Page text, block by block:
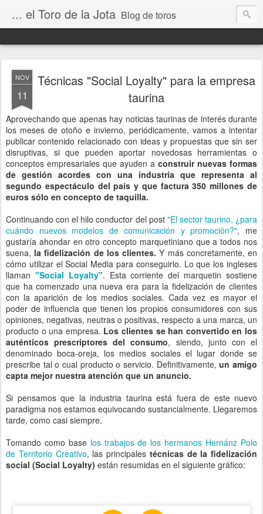
... el Toro de la Jota Blog de toros
NOV
11
Técnicas "Social Loyalty" para la empresa
taurina
Aprovechando que apenas hay noticias taurinas de interés durante
los meses de otoño e invierno, periódicamente, vamos a intentar
publicar contenido relacionado con ideas y propuestas que sin ser
disruptivas, si que pueden aportar novedosas herramientas o
conceptos empresariales que ayuden a construir nuevas formas
de gestión acordes con una industria que representa al
segundo espectáculo del país y que factura 350 millones de
euros sólo en concepto de taquilla.
Continuando con el hilo conductor del post "El sector taurino, ¿para
cuándo nuevos modelos de comunicación y promoción?", me
gustaría ahondar en otro concepto marquetiniano que a todos nos
suena, la fidelización de los clientes. Y más concretamente, en
cómo utilizar el Social Media para conseguirlo. Lo que los ingleses
llaman "Social Loyalty". Esta corriente del marquetin sostiene
que ha comenzado una nueva era para la fidelización de clientes
con la aparición de los medios sociales. Cada vez es mayor el
poder de influencia que tienen los propios consumidores con sus
opiniones, negativas, neutras o positivas, respecto a una marca, un
producto o una empresa. Los clientes se han convertido en los
auténticos prescriptores del consumo, siendo, junto con el
denominado boca-oreja, los medios sociales el lugar donde se
prescribe tal o cual producto o servicio. Definitivamente,un amigo
capta mejor nuestra atención que un anuncio.
Si pensamos que la industria taurina está fuera de este nuevo
paradigma nos estamos equivocando sustancialmente. Llegaremos
tarde, como casi siempre.
Tomando como base los trabajos de los hermanos Hernánz Polo
de Territorio Creativo, las principales técnicas de la fidelización
social (Social Loyalty) están resumidas en el siguiente gráfico: